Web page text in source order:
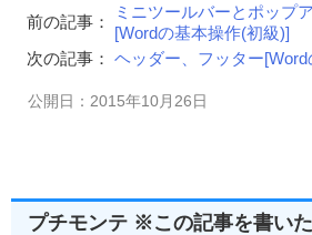
前の記事：
ミニツールバーとポップ
[Wordの基本操作(初級)]
次の記事： ヘッダー、フッター
公開日：2015年10月26日
プチモンテ ※この記事を書い